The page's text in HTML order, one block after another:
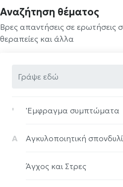
Αναζήτηση θέματος
Βρες απαντήσεις σε ερωτήσεις
θεραπείες και άλλα
' 'Eμφραγμα συμπτώματα
Α Αγκυλοποιητική
Άγχος και Στρες